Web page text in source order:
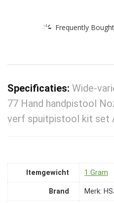
Frequently
Specificaties: Wide-
77 Hand handpistool
verf spuitpistool kit set
Itemgewicht ‎1 Gram
Brand Merk: